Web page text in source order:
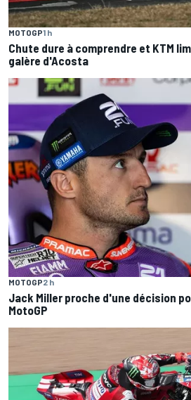
MOTOGP1 h
Chute dure à comprendre et KTM
galère d'Acosta
MOTOGP2 h
Jack Miller proche d'une décision
MotoGP